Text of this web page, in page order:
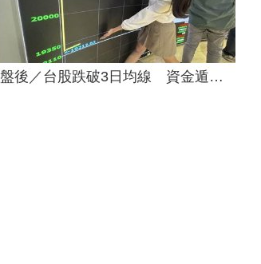
盤後／台股跌破3日均線 資金遁入4族群